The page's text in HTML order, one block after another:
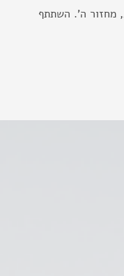
מחזור ה'. השתתף